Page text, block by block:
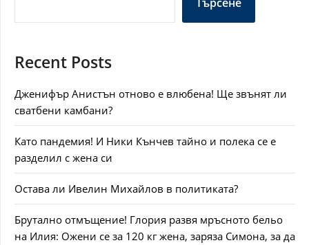
Recent Posts
Дженифър Анистън отново е влюбена! Ще звънят ли
сватбени камбани?
Като пандемия! И Ники Кънчев тайно и полека се е
разделил с жена си
Остава ли Ивелин Михайлов в политиката?
Брутално отмъщение! Глория развя мръсното бельо
на Илия: Ожени се за 120 кг жена, заряза Симона, за да